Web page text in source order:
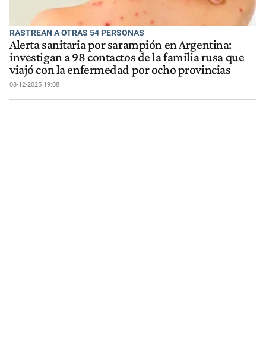
RASTREAN A OTRAS 54 PERSONAS
Alerta sanitaria por sarampión en Argentina:
investigan a 98 contactos de la familia rusa que
viajó con la enfermedad por ocho provincias
08-12-2025 19:08